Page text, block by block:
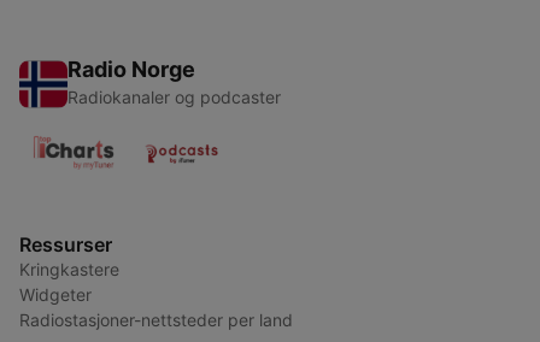
Radio Norge
Radiokanaler og podcaster
Ressurser
Kringkastere
Widgeter
Radiostasjoner-nettsteder per land